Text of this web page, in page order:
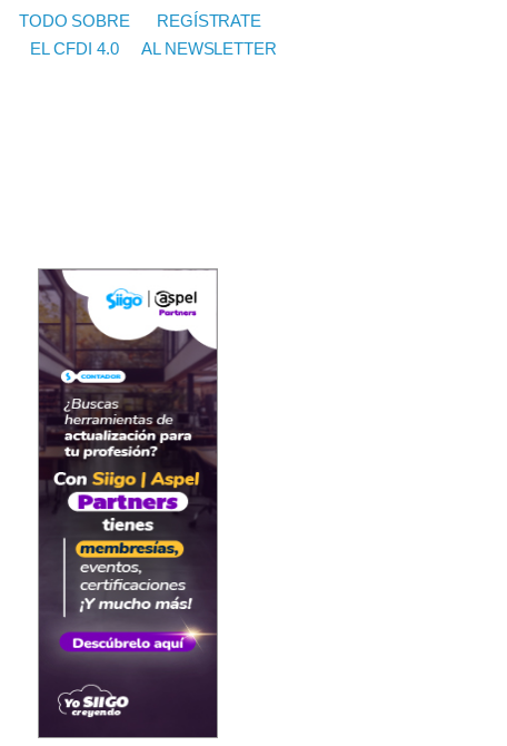
TODO SOBRE
EL CFDI 4.0
REGÍSTRATE
AL NEWSLETTER